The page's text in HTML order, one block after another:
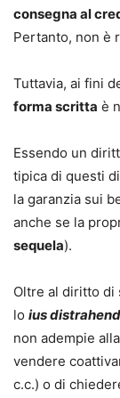
consegna al
Pertanto, non è
Tuttavia, ai fini
forma scritta è
Essendo un
tipica di questi
la garanzia sui
anche se la
sequela).
Oltre al diritto di
lo ius
non adempie
vendere
c.c.) o di